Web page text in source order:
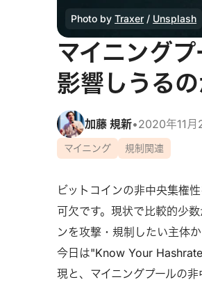
Photo by Traxer / Unsplash
マイニング
影響しうる
加藤 規新•2020年11月
マイニング
規制関連
ビットコインの非中央集権
可欠です。現状で比較的少
ンを攻撃・規制したい主体
今日は"Know Your
現と、マイニングプールの非